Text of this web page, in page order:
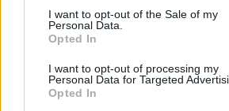
consent section.
I want to opt-out of the Sale of my
Personal Data.
Opted In
I want to opt-out of processing my
Personal Data for Targeted
Opted In
WhatsApp: Ο έλεγχος περνά
Ορισμένες χώρες σε όλο τον κόσμο
ακολουθήσουν το παράδειγμα της